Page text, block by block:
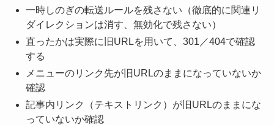
一時しのぎの転送ルールを残さない（徹底的に関連リ
ダイレクションは消す、無効化で残さない）
直ったかは実際に旧URLを用いて、301／404で確認
する
メニューのリンク先が旧URLのままになっていないか
確認
記事内リンク（テキストリンク）が旧URLのままにな
っていないか確認